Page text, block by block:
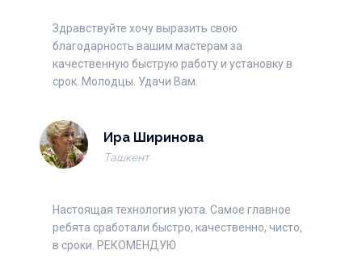
Здравствуйте хочу выразить свою
благодарность вашим мастерам за
качественную быструю работу и установку в
срок. Молодцы. Удачи Вам.
Ира Ширинова
Ташкент
Настоящая технология уюта. Самое главное
ребята сработали быстро, качественно, чисто,
в сроки. РЕКОМЕНДУЮ